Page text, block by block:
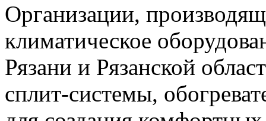
Организации,
климатическое
Рязани и Рязанской
сплит-системы,